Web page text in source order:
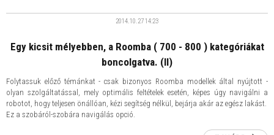
Egy kicsit mélyebben, a Roomba ( 700 - 800 ) kategóriákat
boncolgatva. (II)
2014.10.2714:23
Folytassuk előző témánkat - csak bizonyos Roomba modellek által nyújtott -
olyan szolgáltatással, mely optimális feltételek esetén, képes úgy navigálni a
robotot, hogy teljesen önállóan, kézi segítség nélkül, bejárja akár az egész lakást.
Ez a szobáról-szobára navigálás opció.